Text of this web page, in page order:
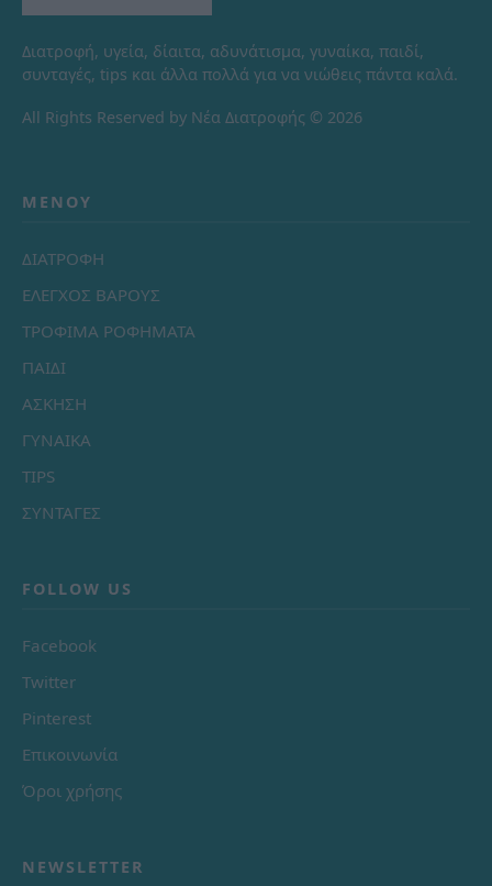
Διατροφή, υγεία, δίαιτα, αδυνάτισμα, γυναίκα, παιδί,
συνταγές, tips και άλλα πολλά για να νιώθεις πάντα καλά.
All Rights Reserved by Νέα Διατροφής © 2026
ΜΕΝΟΎ
ΔΙΑΤΡΟΦΗ
ΕΛΕΓΧΟΣ ΒΑΡΟΥΣ
ΤΡΟΦΙΜΑ ΡΟΦΗΜΑΤΑ
ΠΑΙΔΙ
ΑΣΚΗΣΗ
ΓΥΝΑΙΚΑ
TIPS
ΣΥΝΤΑΓΕΣ
FOLLOW US
Facebook
Twitter
Pinterest
Επικοινωνία
Όροι χρήσης
NEWSLETTER